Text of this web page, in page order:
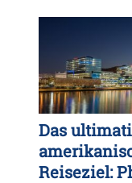
Das
Reiseziel: